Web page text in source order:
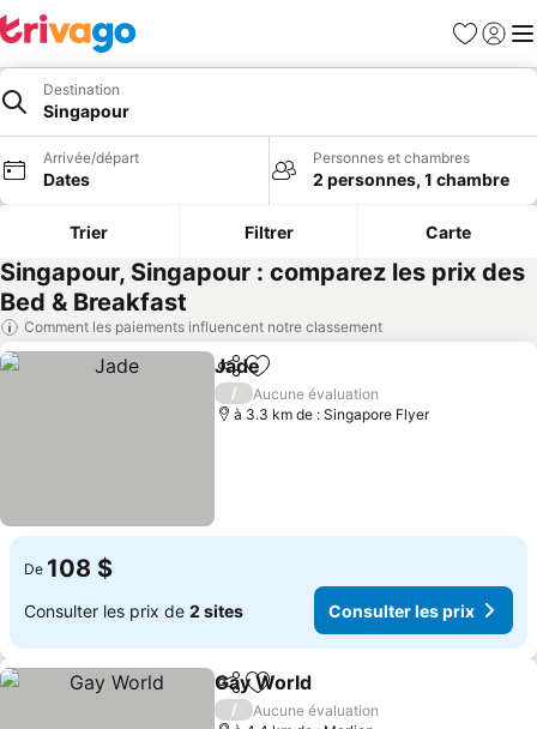
Favoris
Se
Destination
Singapour
Arrivée/départ
Dates
Personnes et chambres
2 personnes, 1 chambre
Trier Filtrer Carte
Singapour, Singapour : comparez les prix des
Bed & Breakfast
Comment les paiements influencent notre classement
PartagerAjouter à mes favoris
Jade
/
Aucune évaluation
à 3.3 km de : Singapore Flyer
De 108 $
Consulter les prix de 2 sites Consulter les prix
PartagerAjouter à mes favoris
Gay World
/
Aucune évaluation